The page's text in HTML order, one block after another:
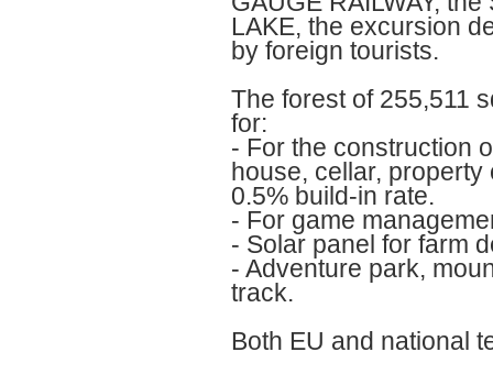
LAKE, the excursion
by foreign tourists.
The forest of 255,511
for:
- For the construction
house, cellar,
0.5% build-in rate.
- For game
- Solar panel for farm
- Adventure park,
track.
Both EU and national